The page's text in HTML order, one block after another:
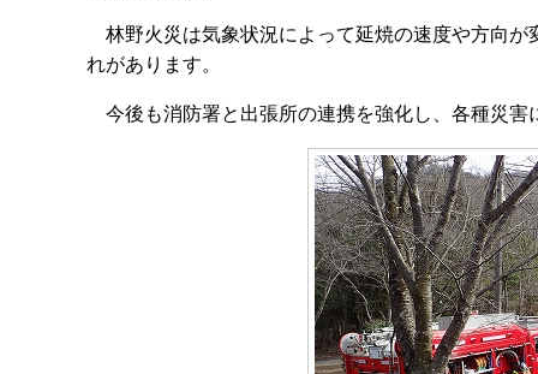
林野火災は気象状況によって延焼の速度や方向が
れがあります。
今後も消防署と出張所の連携を強化し、各種災害